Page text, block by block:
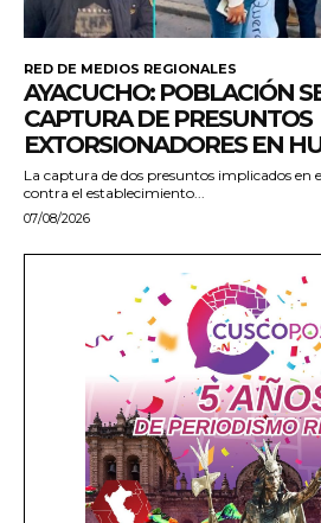
RED DE MEDIOS REGIONALES
AYACUCHO: POBLACIÓN
CAPTURA DE PRESUNTOS
EXTORSIONADORES EN
La captura de dos presuntos implicados en
contra el establecimiento...
07/08/2026